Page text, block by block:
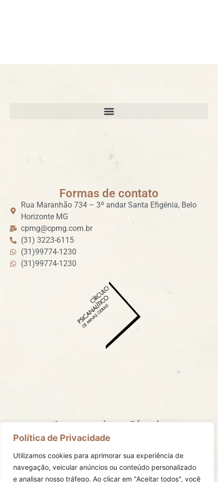
Política de Privacidade
Utilizamos cookies para aprimorar sua experiência de
navegação, veicular anúncios ou conteúdo personalizado
e analisar nosso tráfego. Ao clicar em "Aceitar todos", você
Formas de contato
Rua Maranhão 734 – 3º andar Santa Efigênia, Belo
Horizonte MG
cpmg@cpmg.com.br
(31) 3223-6115
(31)99774-1230
(31)99774-1230
Acompanhe o Círculo
Mantenha-se informado com todas as nossas redes